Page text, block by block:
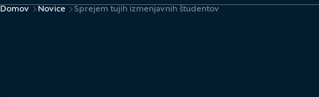
Drobtinice
Domov Novice Sprejem tujih izmenjavnih študentov